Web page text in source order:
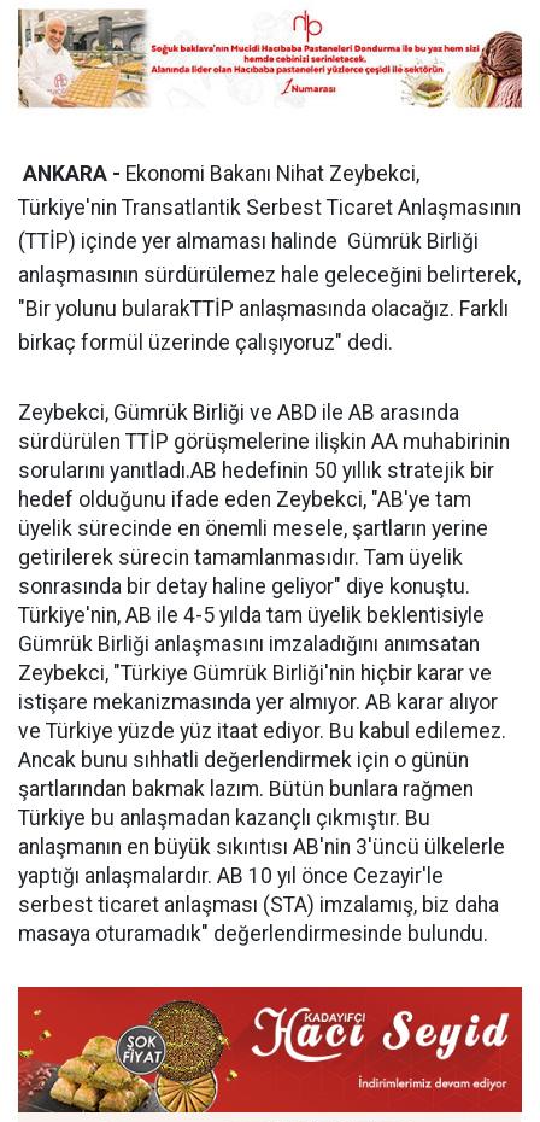
ANKARA - Ekonomi Bakanı Nihat Zeybekci,
Türkiye'nin Transatlantik Serbest Ticaret Anlaşmasının
(TTİP) içinde yer almaması halinde Gümrük Birliği
anlaşmasının sürdürülemez hale geleceğini belirterek,
"Bir yolunu bularakTTİP anlaşmasında olacağız. Farklı
birkaç formül üzerinde çalışıyoruz" dedi.
Zeybekci, Gümrük Birliği ve ABD ile AB arasında
sürdürülen TTİP görüşmelerine ilişkin AA muhabirinin
sorularını yanıtladı.AB hedefinin 50 yıllık stratejik bir
hedef olduğunu ifade eden Zeybekci, "AB'ye tam
üyelik sürecinde en önemli mesele, şartların yerine
getirilerek sürecin tamamlanmasıdır. Tam üyelik
sonrasında bir detay haline geliyor" diye konuştu.
Türkiye'nin, AB ile 4-5 yılda tam üyelik beklentisiyle
Gümrük Birliği anlaşmasını imzaladığını anımsatan
Zeybekci, "Türkiye Gümrük Birliği'nin hiçbir karar ve
istişare mekanizmasında yer almıyor. AB karar alıyor
ve Türkiye yüzde yüz itaat ediyor. Bu kabul edilemez.
Ancak bunu sıhhatli değerlendirmek için o günün
şartlarından bakmak lazım. Bütün bunlara rağmen
Türkiye bu anlaşmadan kazançlı çıkmıştır. Bu
anlaşmanın en büyük sıkıntısı AB'nin 3'üncü ülkelerle
yaptığı anlaşmalardır. AB 10 yıl önce Cezayir'le
serbest ticaret anlaşması (STA) imzalamış, biz daha
masaya oturamadık" değerlendirmesinde bulundu.